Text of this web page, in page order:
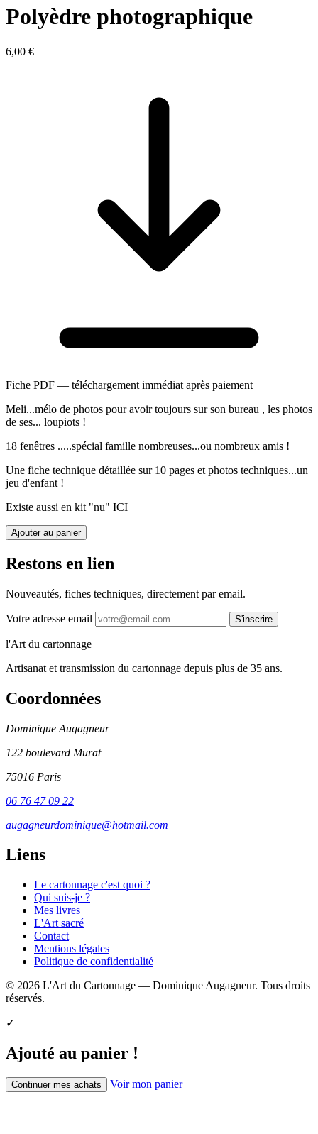
Polyèdre photographique
6,00 €
Fiche PDF — téléchargement immédiat après paiement
Meli...mélo de photos pour avoir toujours sur son bureau , les photos
de ses... loupiots !
18 fenêtres .....spécial famille nombreuses...ou nombreux amis !
Une fiche technique détaillée sur 10 pages et photos techniques...un
jeu d'enfant !
Existe aussi en kit "nu" ICI
Ajouter au panier
Restons en lien
Nouveautés, fiches techniques, directement par email.
Votre adresse email S'inscrire
l'Art du cartonnage
Artisanat et transmission du cartonnage depuis plus de 35 ans.
Coordonnées
Dominique Augagneur
122 boulevard Murat
75016 Paris
06 76 47 09 22
augagneurdominique@hotmail.com
Liens
Le cartonnage c'est quoi ?
Qui suis-je ?
Mes livres
L'Art sacré
Contact
Mentions légales
Politique de confidentialité
© 2026 L'Art du Cartonnage — Dominique Augagneur. Tous droits
réservés.
✓
Ajouté au panier !
Continuer mes achats Voir mon panier